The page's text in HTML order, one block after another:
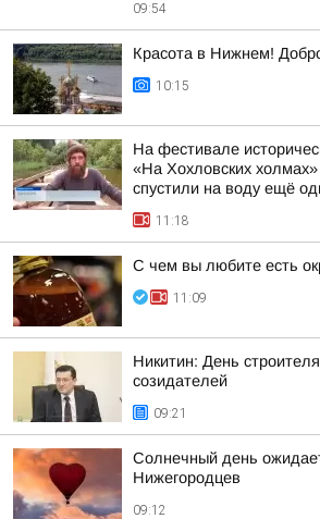
09:54
Красота в Нижнем!
10:15
На фестивале
«На Хохловских
спустили на воду ещё
11:18
С чем вы любите есть
11:09
Никитин: День
созидателей
09:21
Солнечный день
Нижегородцев
09:12